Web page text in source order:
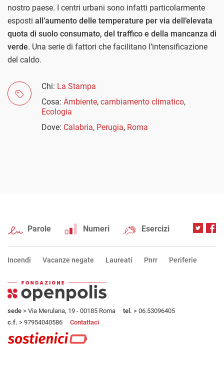
nostro paese. I centri urbani sono infatti particolarmente
esposti all’aumento delle temperature per via dell’elevata
quota di suolo consumato, del traffico e della mancanza di
verde. Una serie di fattori che facilitano l’intensificazione
del caldo.
Chi: La Stampa
Cosa: Ambiente, cambiamento climatico,
Ecologia
Dove: Calabria, Perugia, Roma
Parole Numeri Esercizi
Incendi Vacanze negate Laureati Pnrr Periferie
sede > Via Merulana, 19 - 00185 Roma tel. > 06.53096405
c.f. > 97954040586 Contattaci